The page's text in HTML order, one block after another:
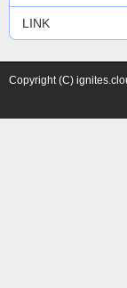
LINK
Copyright (C)